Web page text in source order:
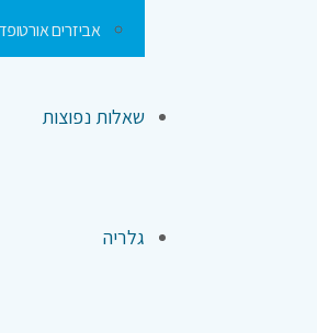
אביזרים
שאלות נפוצות
גלריה